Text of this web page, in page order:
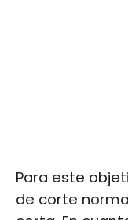
Para este
de corte